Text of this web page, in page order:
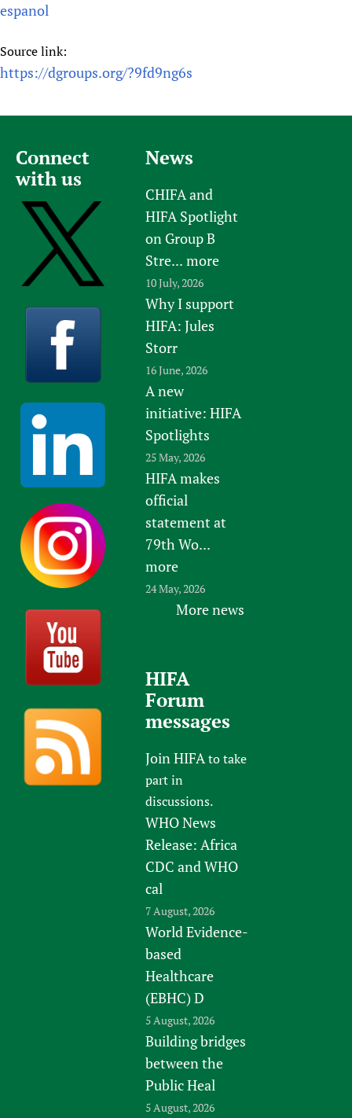
espanol
Source link:
https://dgroups.org/?9fd9ng6s
Connect
with us
News
CHIFA and
HIFA Spotlight
on Group B
Stre... more
10 July, 2026
Why I support
HIFA: Jules
Storr
16 June, 2026
A new
initiative: HIFA
Spotlights
25 May, 2026
HIFA makes
official
statement at
79th Wo...
more
24 May, 2026
More news
HIFA
Forum
messages
Join HIFAto take
part in
discussions.
WHO News
Release: Africa
CDC and WHO
cal
7 August, 2026
World Evidence-
based
Healthcare
(EBHC) D
5 August, 2026
Building bridges
between the
Public Heal
5 August, 2026